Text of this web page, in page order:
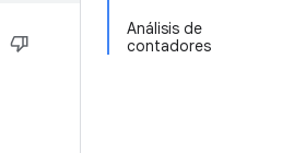
Análisis de
contadores